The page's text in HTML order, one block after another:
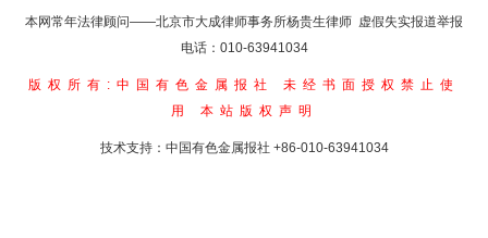
本网常年法律顾问——北京市大成律师事务所杨贵生律师 虚假失实报道举报
电话：010-63941034
版权所有:中国有色金属报社
未经书面授权禁止使
用 本站版权声明
技术支持：中国有色金属报社 +86-010-63941034